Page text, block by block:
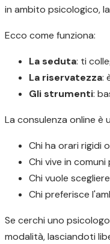
in ambito psicologico,
Ecco come funziona:
La seduta: ti
La riservatezza:
Gli strumenti:
La consulenza online è
Chi ha orari rigidi
Chi vive in
Chi vuole
Chi preferisce
Se cerchi uno
modalità, lasciandoti